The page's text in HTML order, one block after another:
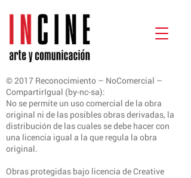
© 2017 Reconocimiento – NoComercial –
CompartirIgual (by-nc-sa):
No se permite un uso comercial de la obra
original ni de las posibles obras derivadas, la
distribución de las cuales se debe hacer con
una licencia igual a la que regula la obra
original.
Obras protegidas bajo licencia de Creative